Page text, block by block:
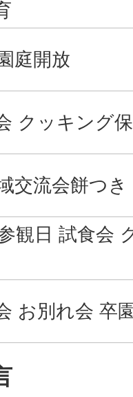
庭開放
クッキング
交流会餅つき
観日 試食会
お別れ会 卒